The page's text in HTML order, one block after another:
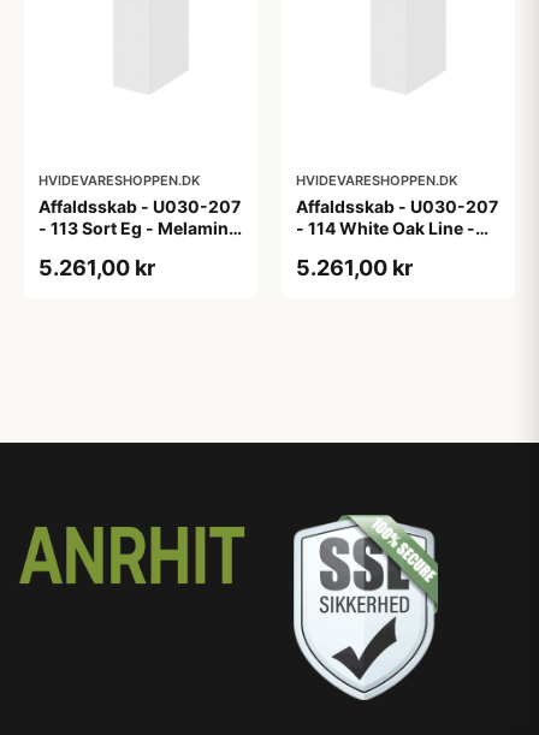
HVIDEVARESHOPPEN.DK
Affaldsskab - U030-207
- 113 Sort Eg - Melamin,
5.261,00 kr
HVIDEVARESHOPPEN.DK
Affaldsskab - U030-207
- 114 White Oak Line -
5.261,00 kr